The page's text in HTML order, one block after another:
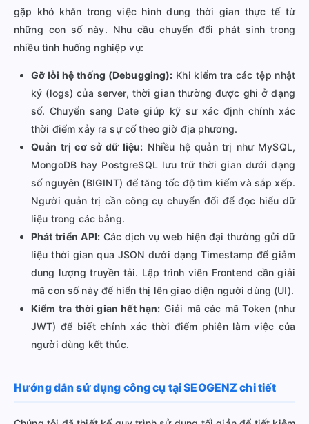
gặp khó khăn trong việc hình dung thời gian thực tế từ
những con số này. Nhu cầu chuyển đổi phát sinh trong
nhiều tình huống nghiệp vụ:
Gỡ lỗi hệ thống (Debugging): Khi kiểm tra các tệp nhật
ký (logs) của server, thời gian thường được ghi ở dạng
số. Chuyển sang Date giúp kỹ sư xác định chính xác
thời điểm xảy ra sự cố theo giờ địa phương.
Quản trị cơ sở dữ liệu: Nhiều hệ quản trị như MySQL,
MongoDB hay PostgreSQL lưu trữ thời gian dưới dạng
số nguyên (BIGINT) để tăng tốc độ tìm kiếm và sắp xếp.
Người quản trị cần công cụ chuyển đổi để đọc hiểu dữ
liệu trong các bảng.
Phát triển API: Các dịch vụ web hiện đại thường gửi dữ
liệu thời gian qua JSON dưới dạng Timestamp để giảm
dung lượng truyền tải. Lập trình viên Frontend cần giải
mã con số này để hiển thị lên giao diện người dùng (UI).
Kiểm tra thời gian hết hạn: Giải mã các mã Token (như
JWT) để biết chính xác thời điểm phiên làm việc của
người dùng kết thúc.
Hướng dẫn sử dụng công cụ tại SEOGENZ chi tiết